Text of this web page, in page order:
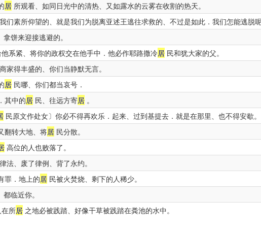
居 所观看、如同日光中的清热、又如露水的云雾在收割的热天。
们素所仰望的、就是我们为脱离亚述王逃往求救的、不过是如此．我们怎能逃脱
饼来迎接逃避的。
系紧、将你的政权交在他手中．他必作耶路撒冷居 民和犹大家的父。
家得丰盛的、你们当静默无言。
居 民哪、你们都当哀号．
其中的居 民、往远方寄居 。
民原文作处女〕你必不得再欢乐．起来、过到基提去．就是在那里、也不得安歇。
翻转大地、将居 民分散。
高位的人也败落了。
法、废了律例、背了永约。
罪．地上的居 民被火焚烧、剩下的人稀少。
临近你。
所居 之地必被践踏、好像干草被践踏在粪池的水中。